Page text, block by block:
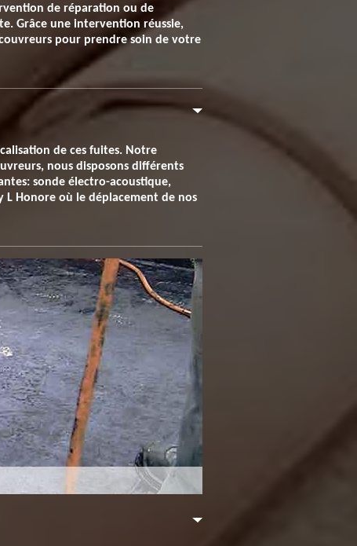
de réparation ou de
Grâce une intervention réussie,
pour prendre soin de votre
de ces fuites. Notre
nous disposons différents
sonde électro-acoustique,
Honore où le déplacement de nos